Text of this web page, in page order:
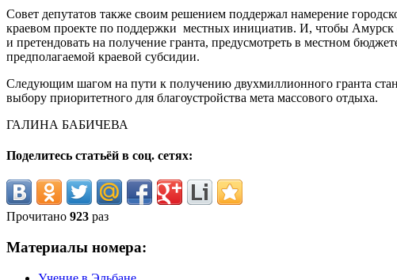
Совет депутатов также своим решением поддержал намерение
краевом проекте по поддержки местных инициатив. И, чтобы Амурск
и претендовать на получение гранта, предусмотреть в местном
предполагаемой краевой субсидии.
Следующим шагом на пути к получению двухмиллионного гранта
выбору приоритетного для благоустройства мета массового отдыха.
ГАЛИНА БАБИЧЕВА
Поделитесь статьёй в соц. сетях:
Прочитано 923 раз
Материалы номера: